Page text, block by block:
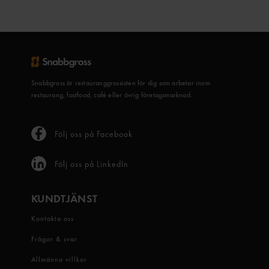
Snabbgross är restauranggrossisten för dig som arbetar inom
restaurang, fastfood, café eller övrig företagsmarknad.
Följ oss på Facebook
Följ oss på LinkedIn
KUNDTJÄNST
Kontakta oss
Frågor & svar
Allmänna villkor